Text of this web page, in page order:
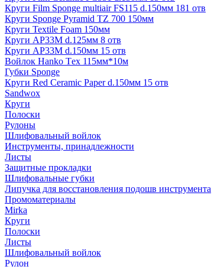
Круги Film Sponge multiair FS115 d.150мм 181 отв
Круги Sponge Pyramid TZ 700 150мм
Круги Textile Foam 150мм
Круги AP33M d.125мм 8 отв
Круги AP33M d.150мм 15 отв
Войлок Hanko Tех 115мм*10м
Губки Sponge
Круги Red Ceramic Paper d.150мм 15 отв
Sandwox
Круги
Полоски
Рулоны
Шлифовальный войлок
Инструменты, принадлежности
Листы
Защитные прокладки
Шлифовальные губки
Липучка для восстановления подошв инструмента
Промоматериалы
Mirka
Круги
Полоски
Листы
Шлифовальный войлок
Рулон